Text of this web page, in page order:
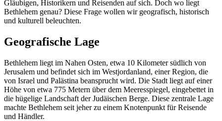
Gläubigen, Historikern und Reisenden auf sich. Doch wo liegt
Bethlehem genau? Diese Frage wollen wir geografisch, historisch
und kulturell beleuchten.
Geografische Lage
Bethlehem liegt im Nahen Osten, etwa 10 Kilometer südlich von
Jerusalem und befindet sich im Westjordanland, einer Region, die
von Israel und Palästina beansprucht wird. Die Stadt liegt auf einer
Höhe von etwa 775 Metern über dem Meeresspiegel, eingebettet in
die hügelige Landschaft der Judäischen Berge. Diese zentrale Lage
machte Bethlehem seit jeher zu einem Knotenpunkt für Reisende
und Händler.